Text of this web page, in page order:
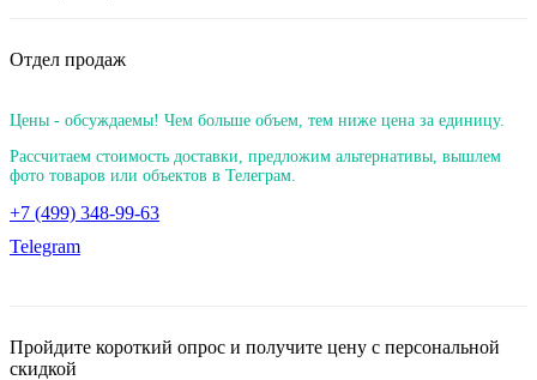
Отдел продаж
Цены - обсуждаемы! Чем больше объем, тем ниже цена за единицу.
Рассчитаем стоимость доставки, предложим альтернативы, вышлем
фото товаров или объектов в Телеграм.
+7 (499) 348-99-63
Telegram
Пройдите короткий опрос и получите цену с персональной
скидкой